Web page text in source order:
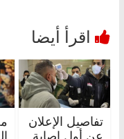
تفاصيل الإعلان
عن أول إصابة